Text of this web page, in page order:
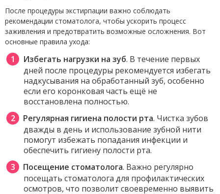
После процедуры экстирпации важно соблюдать
рекомендации стоматолога, чтобы ускорить процесс
заживления и предотвратить возможные осложнения. Вот
основные правила ухода:
Избегать нагрузки на зуб. В течение первых
дней после процедуры рекомендуется избегать
надкусывания на обработанный зуб, особенно
если его коронковая часть ещё не
восстановлена полностью.
Регулярная гигиена полости рта. Чистка зубов
дважды в день и использование зубной нити
помогут избежать попадания инфекции и
обеспечить гигиену полости рта.
Посещение стоматолога. Важно регулярно
посещать стоматолога для профилактических
осмотров, что позволит своевременно выявить